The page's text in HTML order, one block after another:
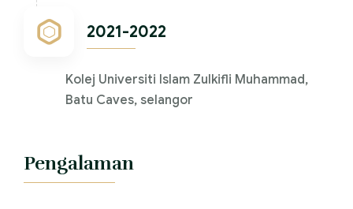
2021-2022
Kolej Universiti Islam Zulkifli Muhammad,
Batu Caves, selangor
Pengalaman